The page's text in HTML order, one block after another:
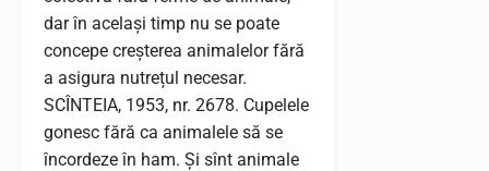
dar în același timp nu se poate
concepe creșterea animalelor fără
a asigura nutrețul necesar.
SCÎNTEIA, 1953, nr. 2678. Cupelele
gonesc fără ca animalele să se
încordeze în ham. Și sînt animale